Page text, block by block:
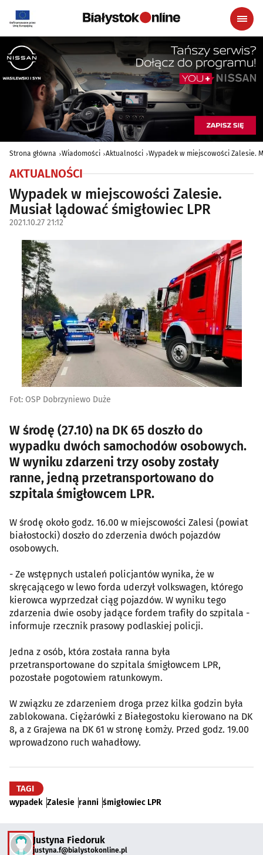
Strona główna Wiadomości Aktualności Wypadek w miejscowości Zalesie.
AKTUALNOŚCI
Wypadek w miejscowości Zalesie.
Musiał lądować śmigłowiec LPR
2021.10.27 21:12
Fot: OSP Dobrzyniewo Duże
W środę (27.10) na DK 65 doszło do
wypadku dwóch samochodów osobowych.
W wyniku zdarzeni trzy osoby zostały
ranne, jedną przetransportowano do
szpitala śmigłowcem LPR.
W środę około godz. 16.00 w miejscowości Zalesi (powiat
białostocki) doszło do zderzenia dwóch pojazdów
osobowych.
- Ze wstępnych ustaleń policjantów wynika, że w
skręcającego w lewo forda uderzył volkswagen, którego
kierowca wyprzedzał ciąg pojazdów. W wyniku tego
zdarzenia dwie osoby jadące fordem trafiły do szpitala -
informuje rzecznik prasowy podlaskiej policji.
Jedna z osób, która została ranna była
przetransportowane do szpitala śmigłowcem LPR,
pozostałe pogotowiem ratunkowym.
W związku ze zdarzeniem droga przez kilka godzin była
zablokowana. Ciężarówki z Białegostoku kierowano na DK
8, a z Grajewa na DK 61 w stronę Łomży. Przed godz. 19.00
wprowadzono ruch wahadłowy.
TAGI
wypadek Zalesie ranni śmigłowiec LPR
Justyna Fiedoruk
justyna.f@bialystokonline.pl